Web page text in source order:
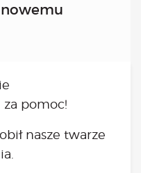
za pomoc!
nasze twarze
online marzec –